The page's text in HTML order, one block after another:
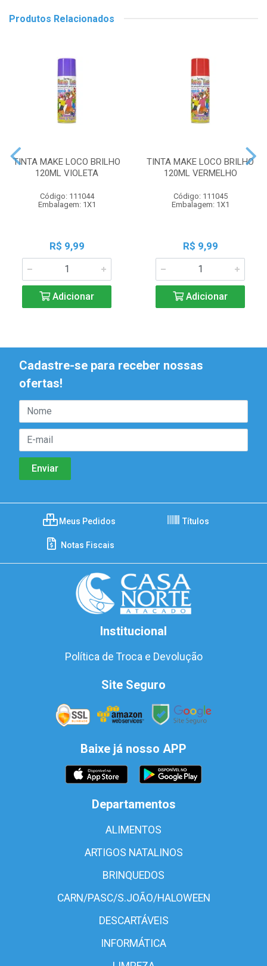
Produtos Relacionados
TINTA MAKE LOCO BRILHO
120ML VIOLETA
Código: 111044
Embalagem: 1X1
R$ 9,99
Adicionar
TINTA MAKE LOCO BRILHO
120ML VERMELHO
Código: 111045
Embalagem: 1X1
R$ 9,99
Adicionar
Cadastre-se para receber nossas
ofertas!
Meus Pedidos Títulos
Notas Fiscais
Institucional
Política de Troca e Devolução
Site Seguro
Baixe já nosso APP
Departamentos
ALIMENTOS
ARTIGOS NATALINOS
BRINQUEDOS
CARN/PASC/S.JOÃO/HALOWEEN
DESCARTÁVEIS
INFORMÁTICA